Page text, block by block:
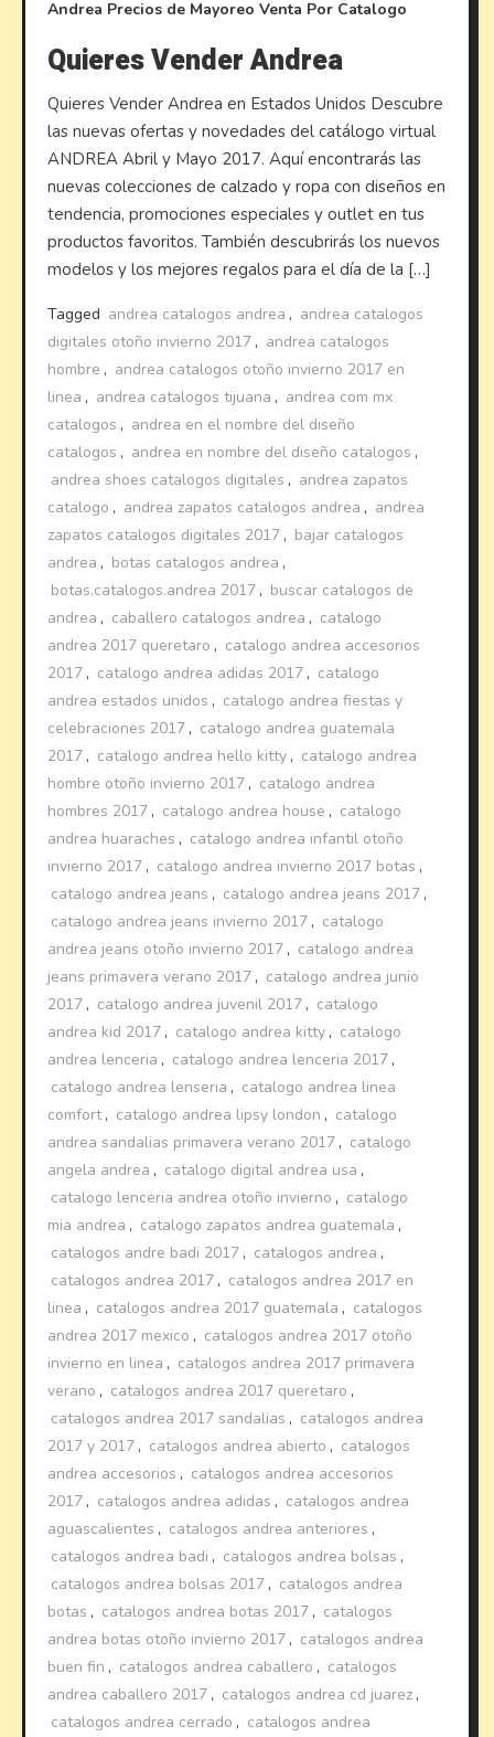
Andrea Precios de Mayoreo Venta Por Catalogo
Quieres Vender Andrea
Quieres Vender Andrea en Estados Unidos Descubre
las nuevas ofertas y novedades del catálogo virtual
ANDREA Abril y Mayo 2017. Aquí encontrarás las
nuevas colecciones de calzado y ropa con diseños en
tendencia, promociones especiales y outlet en tus
productos favoritos. También descubrirás los nuevos
modelos y los mejores regalos para el día de la […]
Tagged andrea catalogos andrea , andrea catalogos
digitales otoño invierno 2017 , andrea catalogos
hombre , andrea catalogos otoño invierno 2017 en
linea , andrea catalogos tijuana , andrea com mx
catalogos , andrea en el nombre del diseño
catalogos , andrea en nombre del diseño catalogos ,
andrea shoes catalogos digitales , andrea zapatos
catalogo , andrea zapatos catalogos andrea , andrea
zapatos catalogos digitales 2017 , bajar catalogos
andrea , botas catalogos andrea ,
botas.catalogos.andrea 2017 , buscar catalogos de
andrea , caballero catalogos andrea , catalogo
andrea 2017 queretaro , catalogo andrea accesorios
2017 , catalogo andrea adidas 2017 , catalogo
andrea estados unidos , catalogo andrea fiestas y
celebraciones 2017 , catalogo andrea guatemala
2017 , catalogo andrea hello kitty , catalogo andrea
hombre otoño invierno 2017 , catalogo andrea
hombres 2017 , catalogo andrea house , catalogo
andrea huaraches , catalogo andrea infantil otoño
invierno 2017 , catalogo andrea invierno 2017 botas ,
catalogo andrea jeans , catalogo andrea jeans 2017 ,
catalogo andrea jeans invierno 2017 , catalogo
andrea jeans otoño invierno 2017 , catalogo andrea
jeans primavera verano 2017 , catalogo andrea junio
2017 , catalogo andrea juvenil 2017 , catalogo
andrea kid 2017 , catalogo andrea kitty , catalogo
andrea lenceria , catalogo andrea lenceria 2017 ,
catalogo andrea lenseria , catalogo andrea linea
comfort, catalogo andrea lipsy london , catalogo
andrea sandalias primavera verano 2017 , catalogo
angela andrea , catalogo digital andrea usa ,
catalogo lenceria andrea otoño invierno , catalogo
mia andrea , catalogo zapatos andrea guatemala ,
catalogos andre badi 2017 , catalogos andrea ,
catalogos andrea 2017 , catalogos andrea 2017 en
linea , catalogos andrea 2017 guatemala , catalogos
andrea 2017 mexico , catalogos andrea 2017 otoño
invierno en linea , catalogos andrea 2017 primavera
verano , catalogos andrea 2017 queretaro ,
catalogos andrea 2017 sandalias , catalogos andrea
2017 y 2017 , catalogos andrea abierto , catalogos
andrea accesorios , catalogos andrea accesorios
2017 , catalogos andrea adidas , catalogos andrea
aguascalientes , catalogos andrea anteriores ,
catalogos andrea badi , catalogos andrea bolsas ,
catalogos andrea bolsas 2017 , catalogos andrea
botas , catalogos andrea botas 2017 , catalogos
andrea botas otoño invierno 2017 , catalogos andrea
buen fin , catalogos andrea caballero , catalogos
andrea caballero 2017 , catalogos andrea cd juarez ,
catalogos andrea cerrado , catalogos andrea